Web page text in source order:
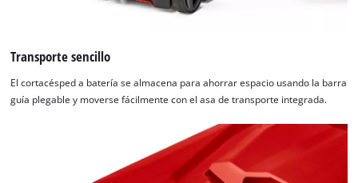
Powered byUsercentrics Consent
Transporte sencillo
El cortacésped a batería se almacena para ahorrar espacio usando la barra
guía plegable y moverse fácilmente con el asa de transporte integrada.